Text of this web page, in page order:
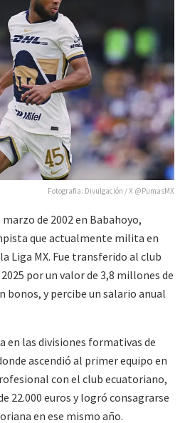
Fotografia: Divulgación / X @PumasMX
marzo de 2002 en Babahoyo,
que actualmente milita en
Liga MX. Fue transferido al club
por un valor de 3,8 millones de
bonos, y percibe un salario anual
en las divisiones formativas de
ascendió al primer equipo en
con el club ecuatoriano,
22.000 euros y logró consagrarse
en ese mismo año.